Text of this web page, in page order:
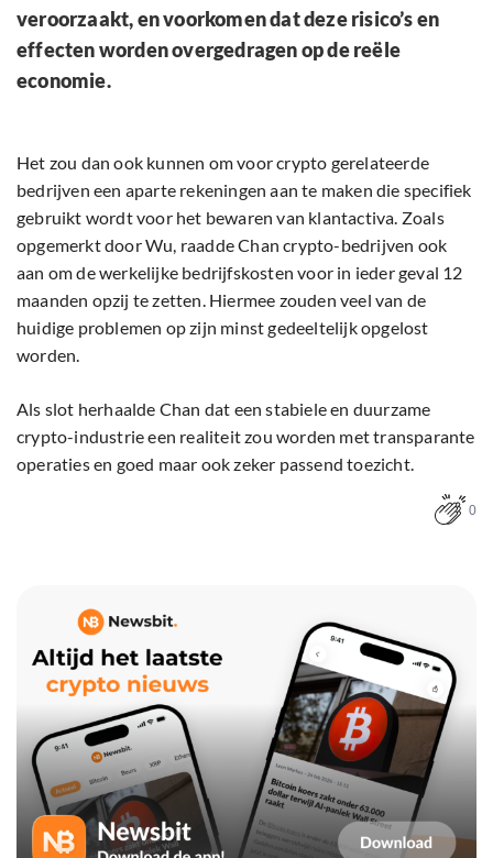
veroorzaakt, en voorkomen dat deze risico’s en
effecten worden overgedragen op de reële
economie.
Het zou dan ook kunnen om voor crypto gerelateerde
bedrijven een aparte rekeningen aan te maken die specifiek
gebruikt wordt voor het bewaren van klantactiva. Zoals
opgemerkt door Wu, raadde Chan crypto-bedrijven ook
aan om de werkelijke bedrijfskosten voor in ieder geval 12
maanden opzij te zetten. Hiermee zouden veel van de
huidige problemen op zijn minst gedeeltelijk opgelost
worden.
Als slot herhaalde Chan dat een stabiele en duurzame
crypto-industrie een realiteit zou worden met transparante
operaties en goed maar ook zeker passend toezicht.
0